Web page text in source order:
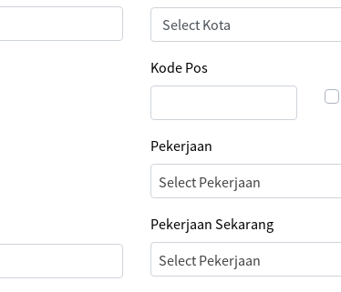
Kode Pos
Pekerjaan
Select Pekerjaan
Pekerjaan Sekarang
Select Pekerjaan